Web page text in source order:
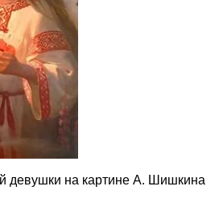
девушки на картине А. Шишкина